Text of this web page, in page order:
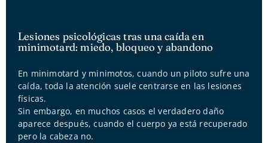
Lesiones psicológicas tras una caída en
minimotard: miedo, bloqueo y abandono
En minimotard y minimotos, cuando un piloto sufre una
caída, toda la atención suele centrarse en las lesiones
físicas.
Sin embargo, en muchos casos el verdadero daño
aparece después, cuando el cuerpo ya está recuperado
pero la cabeza no.